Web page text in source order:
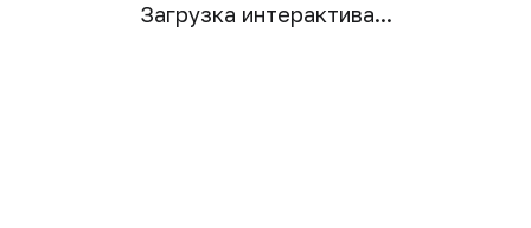
Загрузка интерактива...